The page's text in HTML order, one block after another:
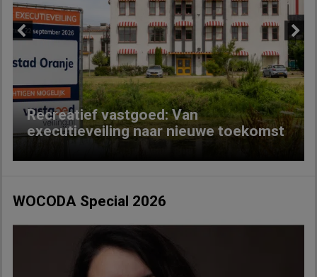
Recreatief vastgoed: Van
executieveiling naar nieuwe toekomst
Next
WOCODA Special 2026